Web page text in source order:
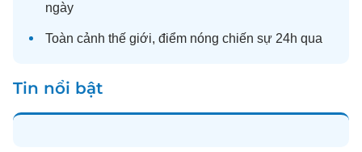
ngày
Toàn cảnh thế giới, điểm nóng chiến sự 24h qua
Tin nổi bật